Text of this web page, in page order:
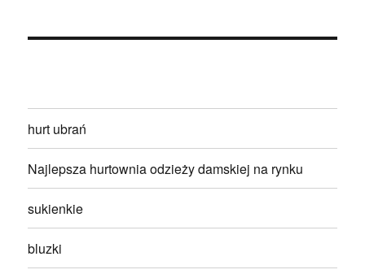
hurt ubrań
Najlepsza hurtownia odzieży damskiej na rynku
sukienkie
bluzki